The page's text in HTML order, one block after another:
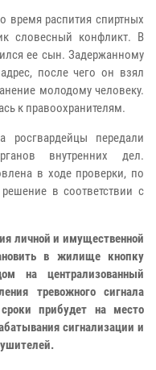
время распития спиртных
словесный конфликт. В
ее сын. Задержанному
после чего он взял
молодому человеку.
к правоохранителям.
росгвардейцы передали
внутренних дел.
в ходе проверки, по
в соответствии с
личной и имущественной
в жилище кнопку
на централизованный
тревожного сигнала
прибудет на место
сигнализации и